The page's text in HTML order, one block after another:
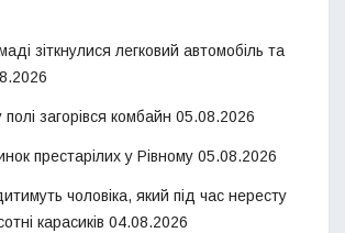
зіткнулися легковий автомобіль та
загорівся комбайн 05.08.2026
престарілих у Рівному 05.08.2026
чоловіка, який під час нересту
карасиків 04.08.2026